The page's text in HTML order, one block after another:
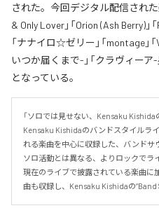
された。今回デジタル配信された
& Only Lover」「Orion (Ash Berry)」「
「ナナイロ☆ゼリー」「montage」
いつか届くまで-」「クラヴィー
となっている。
「ソロでは見せない、Kensaku Kishida
Kensaku Kishidaのバンドスタイルラ
れる楽曲を中心に収録した、バンドサ
ソロ活動とは異なる、よりロックでラ
現在のライブで披露されている楽曲に
曲も収録し、Kensaku Kishidaの“Band